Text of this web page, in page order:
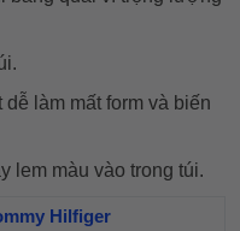
làm mất form và biến
lem màu vào trong túi.
Hilfiger